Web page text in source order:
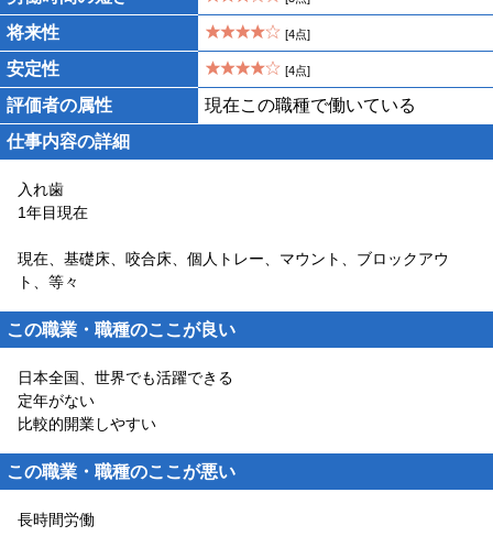
将来性 [4点]
安定性 [4点]
評価者の属性
現在この職種で働いている
仕事内容の詳細
入れ歯
1年目現在
現在、基礎床、咬合床、個人トレー、マウント、ブロックアウ
ト、等々
この職業・職種のここが良い
日本全国、世界でも活躍できる
定年がない
比較的開業しやすい
この職業・職種のここが悪い
長時間労働